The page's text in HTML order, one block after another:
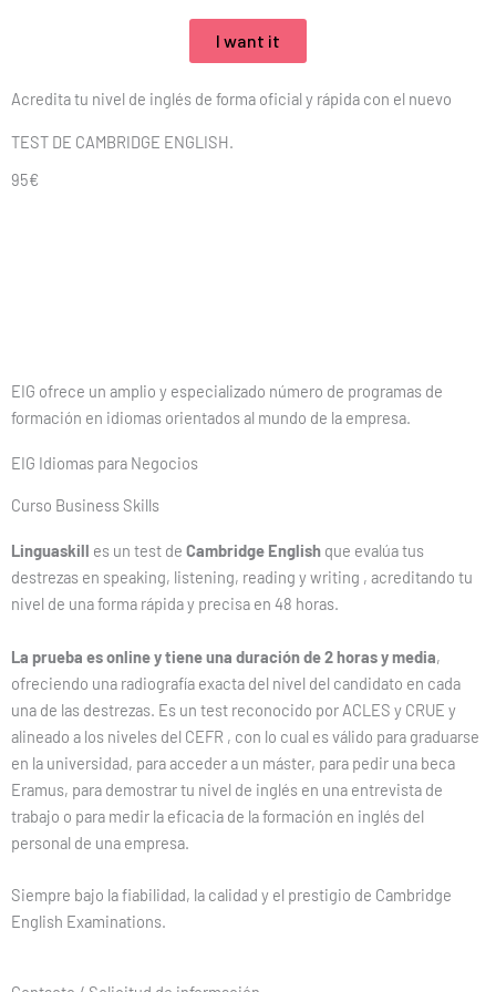
I want it
Acredita tu nivel de inglés de forma oficial y rápida con el nuevo
TEST DE CAMBRIDGE ENGLISH.
95€
EIG ofrece un amplio y especializado número de programas de
formación en idiomas orientados al mundo de la empresa.
EIG Idiomas para Negocios
Curso Business Skills
Linguaskill es un test de Cambridge English que evalúa tus
destrezas en speaking, listening, reading y writing , acreditando tu
nivel de una forma rápida y precisa en 48 horas.
La prueba es online y tiene una duración de 2 horas y media,
ofreciendo una radiografía exacta del nivel del candidato en cada
una de las destrezas. Es un test reconocido por ACLES y CRUE y
alineado a los niveles del CEFR , con lo cual es válido para graduarse
en la universidad, para acceder a un máster, para pedir una beca
Eramus, para demostrar tu nivel de inglés en una entrevista de
trabajo o para medir la eficacia de la formación en inglés del
personal de una empresa.
Siempre bajo la fiabilidad, la calidad y el prestigio de Cambridge
English Examinations.